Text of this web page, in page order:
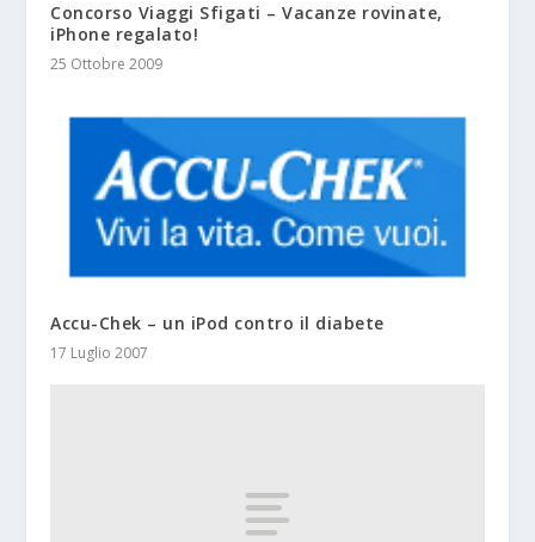
Concorso Viaggi Sfigati – Vacanze rovinate,
iPhone regalato!
25 Ottobre 2009
Accu-Chek – un iPod contro il diabete
17 Luglio 2007